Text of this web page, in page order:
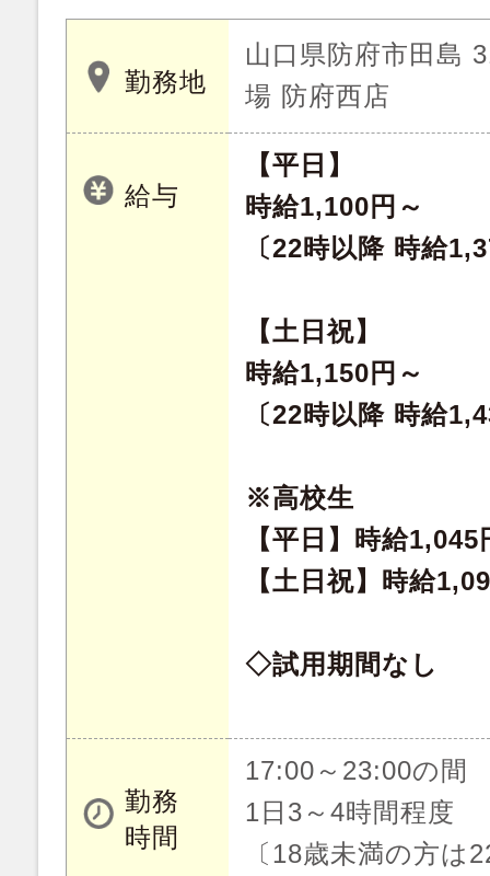
勤務地
山口県防府市田島
場 防府西店
給与
【平日】
時給1,100円～
〔22時以降 時給
【土日祝】
時給1,150円～
〔22時以降 時給
※高校生
【平日】時給1,045
【土日祝】時給
◇試用期間なし
勤務
時間
17:00～23:00の間
1日3～4時間程度
〔18歳未満の方は